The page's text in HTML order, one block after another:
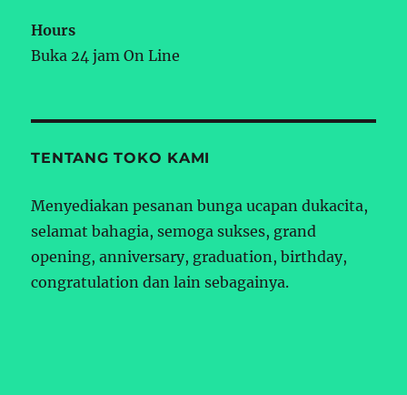
Hours
Buka 24 jam On Line
TENTANG TOKO KAMI
Menyediakan pesanan bunga ucapan dukacita,
selamat bahagia, semoga sukses, grand
opening, anniversary, graduation, birthday,
congratulation dan lain sebagainya.